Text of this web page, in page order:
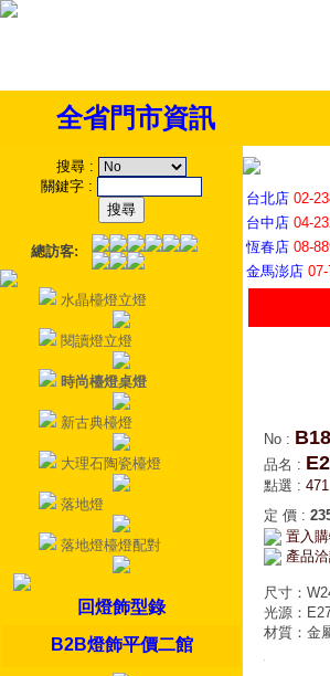
全省門市資訊
搜尋 :
關鍵字 :
總訪客:
水晶檯燈立燈
閱讀燈立燈
時尚檯燈桌燈
新古典檯燈
大理石陶瓷檯燈
落地燈
落地燈檯燈配對
回燈飾型錄
B2B燈飾平價二館
台北店 02-
台中店 04-
恆春店 08-
金馬澎店
No :
品名 :
點選 : 471
定 價 :
置入
產品
尺寸：
光源：
材質：金